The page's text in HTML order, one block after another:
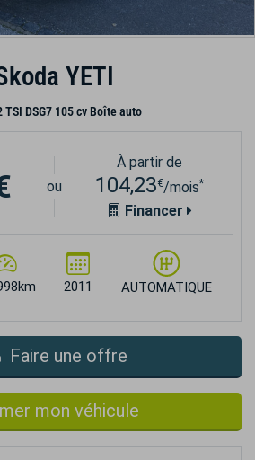
YETI
TSI DSG7 105 cv Boîte auto
2011 AUTOMATIQUE
ou
À partir de
104,23€/mois*
Financer
Faire une offre
mon véhicule